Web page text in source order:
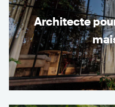
Architecte